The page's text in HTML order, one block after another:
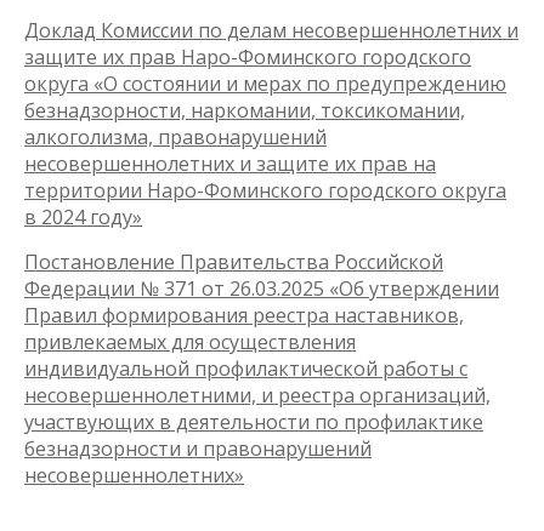
Доклад Комиссии по делам несовершеннолетних и
защите их прав Наро-Фоминского городского
округа «О состоянии и мерах по предупреждению
безнадзорности, наркомании, токсикомании,
алкоголизма, правонарушений
несовершеннолетних и защите их прав на
территории Наро-Фоминского городского округа
в 2024 году»
Постановление Правительства Российской
Федерации № 371 от 26.03.2025 «Об утверждении
Правил формирования реестра наставников,
привлекаемых для осуществления
индивидуальной профилактической работы с
несовершеннолетними, и реестра организаций,
участвующих в деятельности по профилактике
безнадзорности и правонарушений
несовершеннолетних»